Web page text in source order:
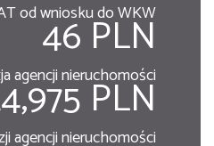
od wniosku do WKW
46 PLN
agencji nieruchomości
PLN
agencji nieruchomości